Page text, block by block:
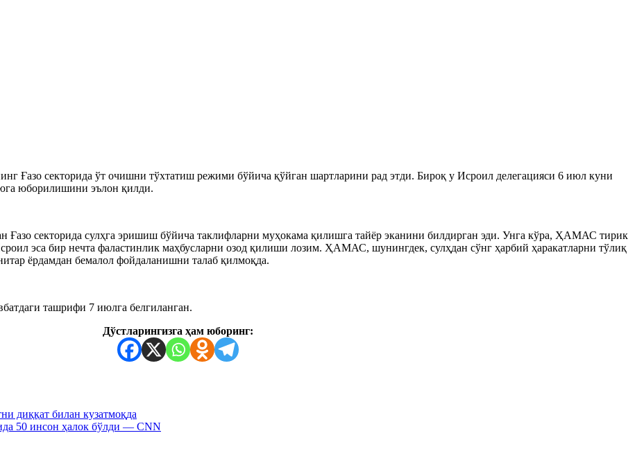
Ғазо секторида ўт очишни тўхтатиш режими бўйича қўйган шартларини рад этди. Бироқ у Исроил делегацияси 6 июл куни
юборилишини эълон қилди.
секторида сулҳга эришиш бўйича таклифларни муҳокама қилишга тайёр эканини билдирган эди. Унга кўра, ҲАМАС тирик
эса бир нечта фаластинлик маҳбусларни озод қилиши лозим. ҲАМАС, шунингдек, сулҳдан сўнг ҳарбий ҳаракатларни тўлиқ
ёрдамдан бемалол фойдаланишни талаб қилмоқда.
ташрифи 7 июлга белгиланган.
Дўстларингизга ҳам юборинг:
диққат билан кузатмоқда
50 инсон ҳалок бўлди — CNN